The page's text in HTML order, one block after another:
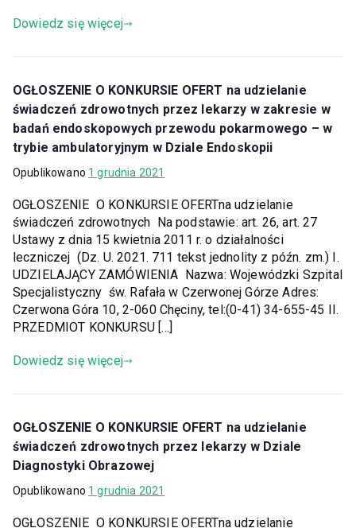
Dowiedz się więcej
OGŁOSZENIE O KONKURSIE OFERT na udzielanie
świadczeń zdrowotnych przez lekarzy w zakresie w
badań endoskopowych przewodu pokarmowego – w
trybie ambulatoryjnym w Dziale Endoskopii
Opublikowano 1 grudnia 2021
OGŁOSZENIE O KONKURSIE OFERTna udzielanie
świadczeń zdrowotnych Na podstawie: art. 26, art. 27
Ustawy z dnia 15 kwietnia 2011 r. o działalności
leczniczej (Dz. U. 2021. 711 tekst jednolity z późn. zm.) I.
UDZIELAJĄCY ZAMÓWIENIA Nazwa: Wojewódzki Szpital
Specjalistyczny św. Rafała w Czerwonej Górze Adres:
Czerwona Góra 10, 2-060 Chęciny, tel:(0-41) 34-655-45 II.
PRZEDMIOT KONKURSU […]
Dowiedz się więcej
OGŁOSZENIE O KONKURSIE OFERT na udzielanie
świadczeń zdrowotnych przez lekarzy w Dziale
Diagnostyki Obrazowej
Opublikowano 1 grudnia 2021
OGŁOSZENIE O KONKURSIE OFERTna udzielanie